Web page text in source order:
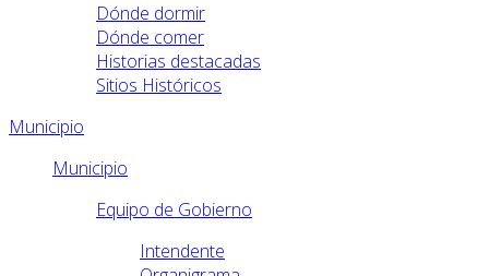
Dónde dormir
Dónde comer
Historias destacadas
Sitios Históricos
Municipio
Municipio
Equipo de Gobierno
Intendente